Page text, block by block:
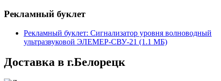
Рекламный буклет
Рекламный буклет: Сигнализатор уровня волноводный
ультразвуковой ЭЛЕМЕР-СВУ-21 (1.1 MБ)
Доставка в г.Белорецк